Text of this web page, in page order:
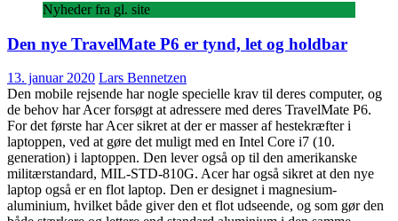
Nyheder fra gl. site
Den nye TravelMate P6 er tynd, let og holdbar
13. januar 2020 Lars Bennetzen
Den mobile rejsende har nogle specielle krav til deres computer, og
de behov har Acer forsøgt at adressere med deres TravelMate P6.
For det første har Acer sikret at der er masser af hestekræfter i
laptoppen, ved at gøre det muligt med en Intel Core i7 (10.
generation) i laptoppen. Den lever også op til den amerikanske
militærstandard, MIL-STD-810G. Acer har også sikret at den nye
laptop også er en flot laptop. Den er designet i magnesium-
aluminium, hvilket både giver den et flot udseende, og som gør den